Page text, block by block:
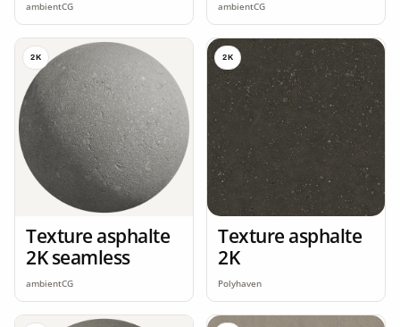
ambientCG ambientCG
2K
Texture asphalte
2K seamless
ambientCG
2K
Texture asphalte
2K
Polyhaven